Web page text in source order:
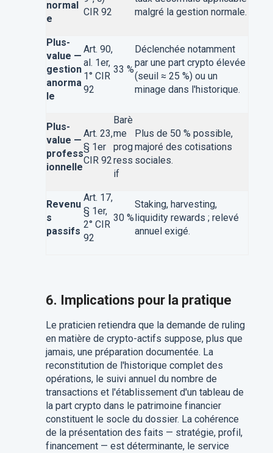
normal
e
CIR 92
malgré la gestion normale.
Plus-
value —
gestion
anorma
le
Art. 90,
al. 1er,
1° CIR
92
33 %
Déclenchée notamment
par une part crypto élevée
(seuil ≈ 25 %) ou un
minage dans l'historique.
Plus-
value —
profess
ionnelle
Art. 23,
§ 1er
CIR 92
Barè
me
prog
ress
if
Plus de 50 % possible,
majoré des cotisations
sociales.
Revenu
s
passifs
Art. 17,
§ 1er,
2° CIR
92
30 %
Staking, harvesting,
liquidity rewards ; relevé
annuel exigé.
6. Implications pour la pratique
Le praticien retiendra que la demande de ruling
en matière de crypto-actifs suppose, plus que
jamais, une préparation documentée. La
reconstitution de l'historique complet des
opérations, le suivi annuel du nombre de
transactions et l'établissement d'un tableau de
la part crypto dans le patrimoine financier
constituent le socle du dossier. La cohérence
de la présentation des faits — stratégie, profil,
financement — est déterminante, le service